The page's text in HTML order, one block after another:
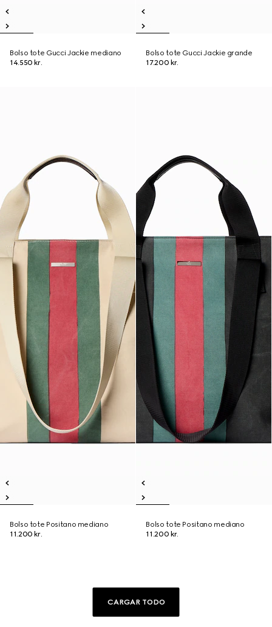
Bolso tote Gucci Jackie mediano
14.550 kr.
Bolso tote Gucci Jackie grande
17.200 kr.
Bolso tote Positano mediano
11.200 kr.
Bolso tote Positano mediano
11.200 kr.
CARGAR TODO